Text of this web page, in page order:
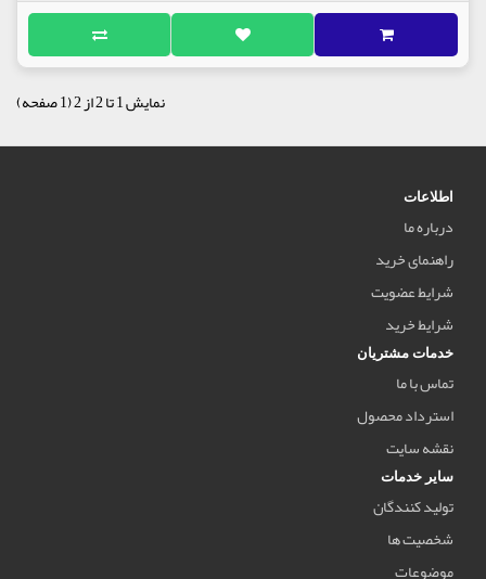
نمایش 1 تا 2 از 2 (1 صفحه)
اطلاعات
درباره ما
راهنمای خرید
شرایط عضویت
شرایط خرید
خدمات مشتریان
تماس با ما
استرداد محصول
نقشه سایت
سایر خدمات
تولید کنندگان
شخصیت ها
موضوعات